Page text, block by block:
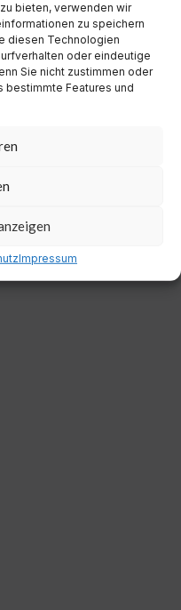
bieten, verwenden wir
zu speichern
diesen Technologien
oder eindeutige
Sie nicht zustimmen oder
bestimmte Features und
Impressum